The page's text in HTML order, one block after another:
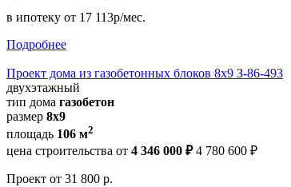
в ипотеку от 17 113р/мес.
Подробнее
Проект дома из газобетонных блоков 8х9 З-86-493
двухэтажный
тип дома газобетон
размер 8х9
площадь 106 м2
цена строительства от 4 346 000 ₽ 4 780 600 ₽
Проект от 31 800 р.